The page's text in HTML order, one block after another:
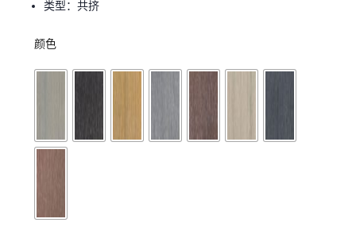
类型：共挤
颜色